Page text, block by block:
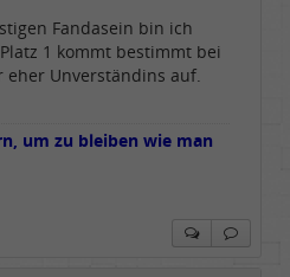
Fandasein bin ich
1 kommt bestimmt bei
eher Unverständins auf.
um zu bleiben wie man